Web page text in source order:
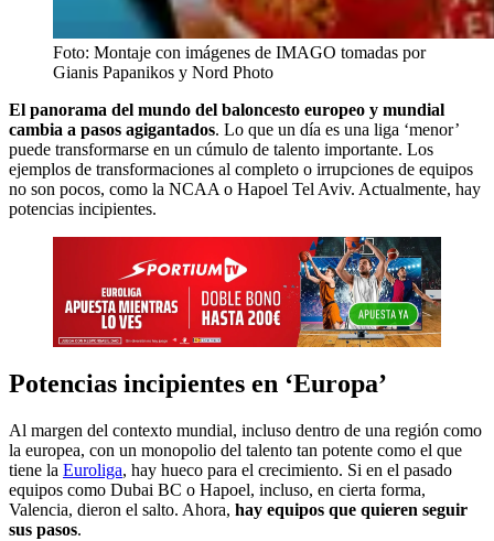
Foto: Montaje con imágenes de IMAGO tomadas por
Gianis Papanikos y Nord Photo
El panorama del mundo del baloncesto europeo y mundial
cambia a pasos agigantados. Lo que un día es una liga ‘menor’
puede transformarse en un cúmulo de talento importante. Los
ejemplos de transformaciones al completo o irrupciones de equipos
no son pocos, como la NCAA o Hapoel Tel Aviv. Actualmente, hay
potencias incipientes.
Potencias incipientes en ‘Europa’
Al margen del contexto mundial, incluso dentro de una región como
la europea, con un monopolio del talento tan potente como el que
tiene la Euroliga, hay hueco para el crecimiento. Si en el pasado
equipos como Dubai BC o Hapoel, incluso, en cierta forma,
Valencia, dieron el salto. Ahora, hay equipos que quieren seguir
sus pasos.